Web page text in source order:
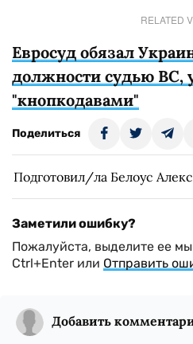
RELATED
Евросуд обязал
должности судью ВС,
"кнопкодавами"
Поделиться
Подготовил/ла Белоус
Заметили ошибку?
Пожалуйста, выделите ее
Ctrl+Enter или Отправить
Добавить